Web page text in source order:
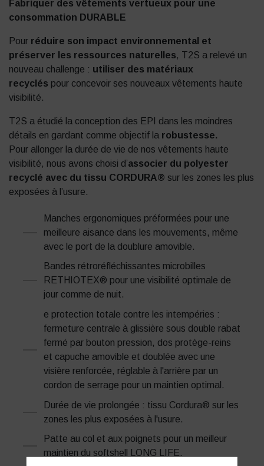
Fabriquer des vêtements vertueux pour une
consommation DURABLE
Pour réduire son impact environnemental et
préserver les ressources naturelles, T2S a relevé un
nouveau challenge : utiliser des matériaux
recyclés pour concevoir ses nouveaux vêtements haute
visibilité.
T2S a étudié la conception des EPI dans les moindres
détails en gardant comme objectif la robustesse.
Pour allonger la durée de vie de nos vêtements haute
visibilité, nous avons choisi d’associer du polyester
recyclé avec du tissu CORDURA® sur les zones les plus
exposées à l’usure.
Manches ergonomiques préformées pour une
meilleure aisance dans les mouvements, même
avec le port de la doublure amovible.
Bandes rétroréfléchissantes microbilles
RETHIOTEX® pour une visibilité optimale de
jour comme de nuit.
e protection totale contre les intempéries :
fermeture centrale à glissière sous double rabat
fermé par bouton pression, dos protège-reins
et capuche amovible et doublée avec une
visière renforcée, réglable à l'arrière par un
cordon de serrage pour un maintien optimal.
Durée de vie prolongée : tissu Cordura® sur les
zones les plus exposées à l'usure.
Patte au col et aux poignets pour un meilleur
maintien du softshell LONG LIFE.